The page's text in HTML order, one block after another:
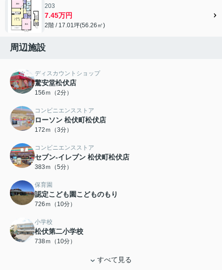
203
7.45万円
2階 / 17.01坪(56.26㎡)
周辺施設
ディスカウントショップ
驚安堂松伏店
156ｍ（2分）
コンビニエンスストア
ローソン 松伏町松伏店
172ｍ（3分）
コンビニエンスストア
セブン‐イレブン 松伏町松伏店
383ｍ（5分）
保育園
認定こども園こどものもり
726ｍ（10分）
小学校
松伏第二小学校
738ｍ（10分）
すべて見る